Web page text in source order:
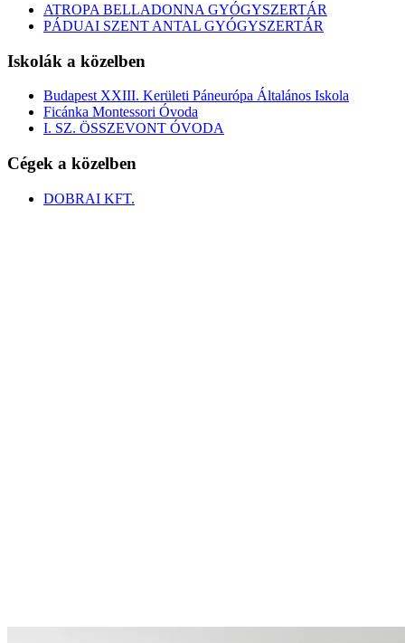
ATROPA BELLADONNA GYÓGYSZERTÁR
PÁDUAI SZENT ANTAL GYÓGYSZERTÁR
Iskolák a közelben
Budapest XXIII. Kerületi Páneurópa Általános Iskola
Ficánka Montessori Óvoda
I. SZ. ÖSSZEVONT ÓVODA
Cégek a közelben
DOBRAI KFT.